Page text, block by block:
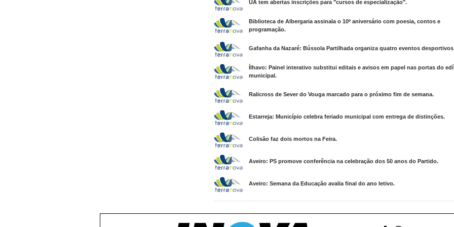
UA tem abertas inscrições para "cursos de especialização".
Biblioteca de Albergaria assinala o 10º aniversário com poesia, contos e
programação.
Gafanha da Nazaré: Bússola Partilhada organiza quatro eventos
Ílhavo: Painel interativo substitui editais e avisos em papel nas portas do
municipal.
Ralicross de Sever do Vouga marcado para o próximo fim de semana.
Estarreja: Município celebra feriado municipal com entrega de distinções.
Colisão faz dois mortos na Feira.
Aveiro: PS promove conferência na celebração dos 50 anos do Partido.
Aveiro: Semana da Educação avalia final do ano letivo.